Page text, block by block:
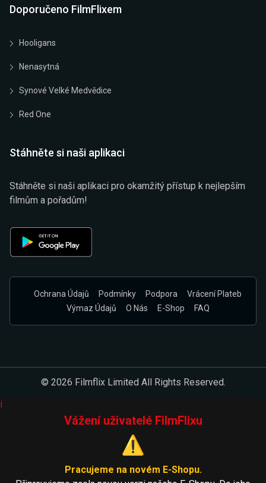
Doporučeno FilmFlixem
Hooligans
Nenasytná
Synové Velké Medvědice
Red One
Stáhněte si naši aplikaci
Stáhněte si naši aplikaci pro okamžitý přístup k nejlepším
filmům a pořadům!
Ochrana Údajů Podmínky Podpora
Vrácení Plateb
Výmaz Údajů
O Nás E-Shop FAQ
© 2026 Filmflix Limited All Rights Reserved.
i
Vážení uživatelé FilmFlixu
⚠️
Pracujeme na novém E-Shopu.